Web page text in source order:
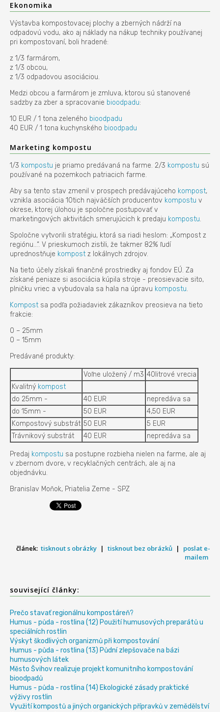
Ekonomika
Výstavba kompostovacej plochy a zberných nádrží na
odpadovú vodu, ako aj náklady na nákup techniky používanej
pri kompostovaní, boli hradené:
z 1/3 farmárom,
z 1/3 obcou,
z 1/3 odpadovou asociáciou.
Medzi obcou a farmárom je zmluva, ktorou sú stanovené
sadzby za zber a spracovanie bioodpadu:
10 EUR / 1 tona zeleného bioodpadu
40 EUR / 1 tona kuchynského bioodpadu
Marketing kompostu
1/3 kompostu je priamo predávaná na farme. 2/3 kompostu sú
používané na pozemkoch patriacich farme.
Aby sa tento stav zmenil v prospech predávajúceho kompost,
vznikla asociácia 10tich najväčších producentov kompostu v
okrese, ktorej úlohou je spoločne postupovať v
marketingových aktivitách smerujúcich k predaju kompostu.
Spoločne vytvorili stratégiu, ktorá sa riadi heslom: „Kompost z
regiónu...“. V prieskumoch zistili, že takmer 82% ľudí
uprednostňuje kompost z lokálnych zdrojov.
Na tieto účely získali finančné prostriedky aj fondov EÚ. Za
získané peniaze si asociácia kúpila stroje - preosievacie sito,
plničku vriec a vybudovala sa hala na úpravu kompostu.
Kompost sa podľa požiadaviek zákazníkov preosieva na tieto
frakcie:
0 – 25mm
0 – 15mm
Predávané produkty:
Voľne uložený / m3 40litrové vrecia
Kvalitný kompost
do 25mm -
40 EUR
nepredáva sa
do 15mm -
50 EUR
4,50 EUR
Kompostový substrát 50 EUR
5 EUR
Trávnikový substrát
40 EUR nepredáva sa
Predaj kompostu sa postupne rozbieha nielen na farme, ale aj
v zbernom dvore, v recyklačných centrách, ale aj na
objednávku.
Branislav Moňok, Priatelia Zeme - SPZ
článek: tisknout s obrázky | tisknout bez obrázků |
poslat e-
mailem
související články:
Prečo stavať regionálnu kompostáreň?
Humus - půda - rostlina (12) Použití humusových preparátů u
speciálních rostlin
Výskyt škodlivých organizmů při kompostování
Humus - půda - rostlina (13) Půdní zlepšovače na bázi
humusových látek
Město Švihov realizuje projekt komunitního kompostování
bioodpadů
Humus - půda - rostlina (14) Ekologické zásady praktické
výživy rostlin
Využití kompostů a jiných organických přípravků v zemědělství